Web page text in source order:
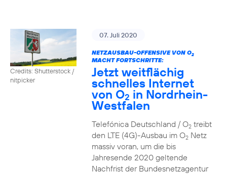
Credits: Shutterstock /
nitpicker
07. Juli 2020
NETZAUSBAU-OFFENSIVE VON O2
MACHT FORTSCHRITTE:
Jetzt weitflächig
schnelles Internet
von O2 in Nordrhein-
Westfalen
Telefónica Deutschland / O2treibt
den LTE (4G)-Ausbau im O2Netz
massiv voran, um die bis
Jahresende 2020 geltende
Nachfrist der Bundesnetzagentur